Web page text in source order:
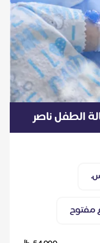
الطفل ناصر
مفتوح